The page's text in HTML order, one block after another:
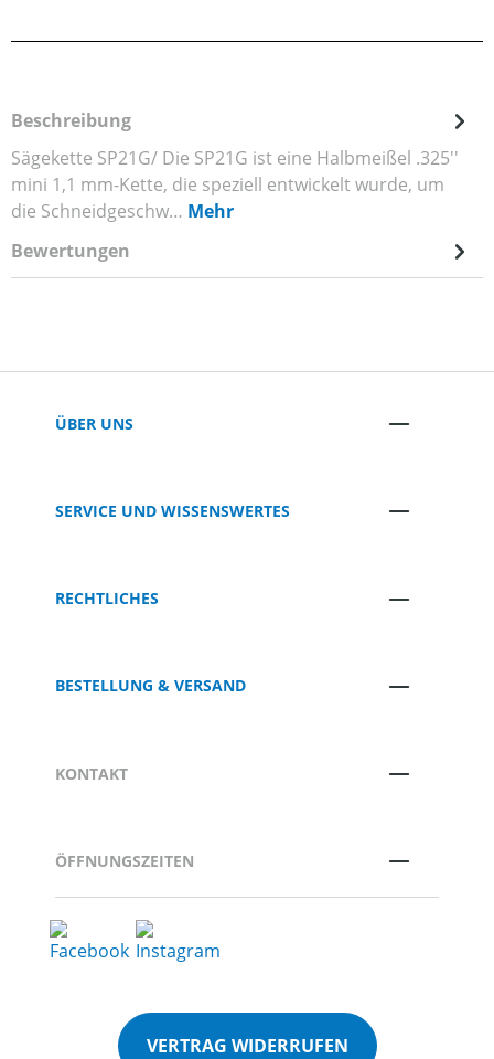
Beschreibung
Sägekette SP21G/ Die SP21G ist eine Halbmeißel .325''
mini 1,1 mm-Kette, die speziell entwickelt wurde, um
die Schneidgeschw… Mehr
Bewertungen
ÜBER UNS
SERVICE UND WISSENSWERTES
RECHTLICHES
BESTELLUNG & VERSAND
KONTAKT
ÖFFNUNGSZEITEN
VERTRAG WIDERRUFEN